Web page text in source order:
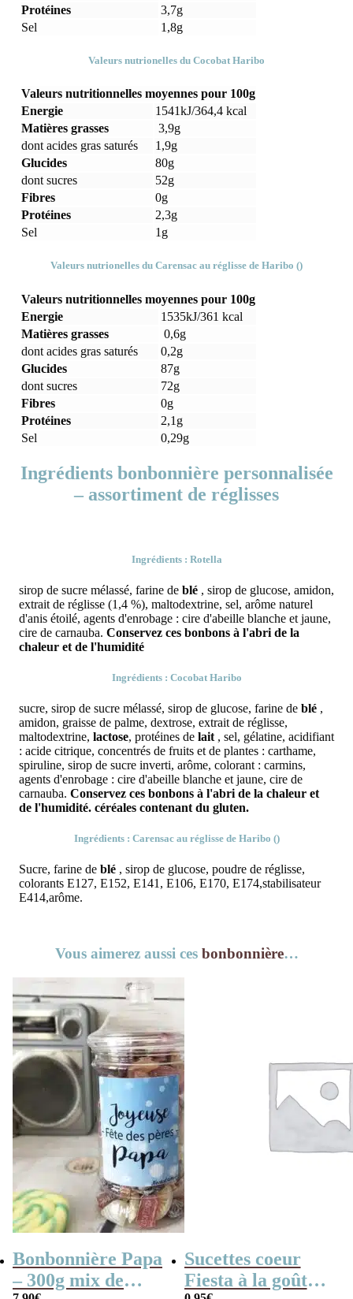
Protéines
3,7g
Sel
1,8g
Valeurs nutrionelles du Cocobat Haribo
Valeurs nutritionnelles moyennes pour 100g
Energie
1541kJ/364,4 kcal
Matières grasses
3,9g
dont acides gras saturés
1,9g
Glucides
80g
dont sucres
52g
Fibres
0g
Protéines
2,3g
Sel
1g
Valeurs nutrionelles du Carensac au réglisse de Haribo ()
Valeurs nutritionnelles moyennes pour 100g
Energie
1535kJ/361 kcal
Matières grasses
0,6g
dont acides gras saturés
0,2g
Glucides
87g
dont sucres
72g
Fibres
0g
Protéines
2,1g
Sel
0,29g
Ingrédients bonbonnière personnalisée
– assortiment de réglisses
Ingrédients : Rotella
sirop de sucre mélassé, farine de blé , sirop de glucose, amidon,
extrait de réglisse (1,4 %), maltodextrine, sel, arôme naturel
d'anis étoilé, agents d'enrobage : cire d'abeille blanche et jaune,
cire de carnauba. Conservez ces bonbons à l'abri de la
chaleur et de l'humidité
Ingrédients : Cocobat Haribo
sucre, sirop de sucre mélassé, sirop de glucose, farine de blé ,
amidon, graisse de palme, dextrose, extrait de réglisse,
maltodextrine, lactose, protéines de lait , sel, gélatine, acidifiant
: acide citrique, concentrés de fruits et de plantes : carthame,
spiruline, sirop de sucre inverti, arôme, colorant : carmins,
agents d'enrobage : cire d'abeille blanche et jaune, cire de
carnauba. Conservez ces bonbons à l'abri de la chaleur et
de l'humidité. céréales contenant du gluten.
Ingrédients : Carensac au réglisse de Haribo ()
Sucre, farine de blé , sirop de glucose, poudre de réglisse,
colorants E127, E152, E141, E106, E170, E174,stabilisateur
E414,arôme.
Vous aimerez aussi ces bonbonnière…
Bonbonnière Papa
– 300g mix de
Sucettes coeur
Fiesta à la goût